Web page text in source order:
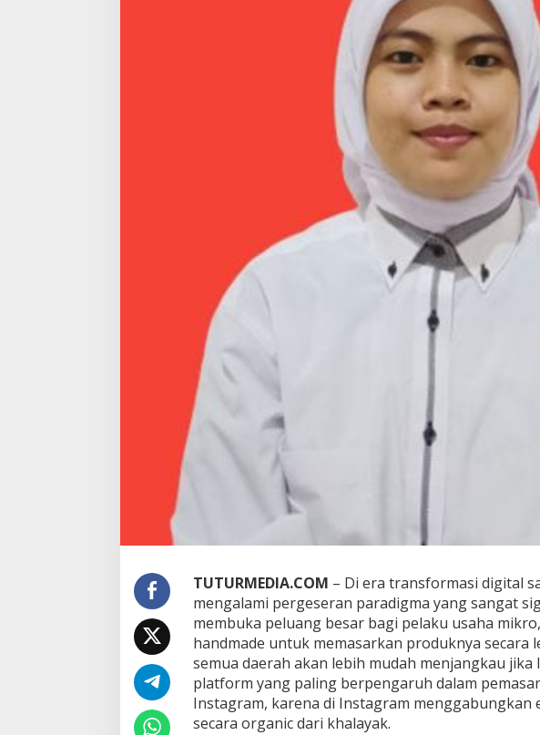
TUTURMEDIA.COM – Di era transformasi digital
mengalami pergeseran paradigma yang sangat
membuka peluang besar bagi pelaku usaha
handmade untuk memasarkan produknya secara
semua daerah akan lebih mudah menjangkau jika
platform yang paling berpengaruh dalam
Instagram, karena di Instagram menggabungkan
secara organic dari khalayak.